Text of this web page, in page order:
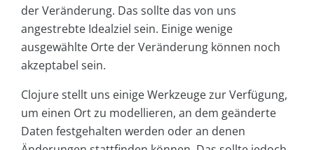
der Veränderung. Das sollte das von uns
angestrebte Idealziel sein. Einige wenige
ausgewählte Orte der Veränderung können noch
akzeptabel sein.
Clojure stellt uns einige Werkzeuge zur Verfügung,
um einen Ort zu modellieren, an dem geänderte
Daten festgehalten werden oder an denen